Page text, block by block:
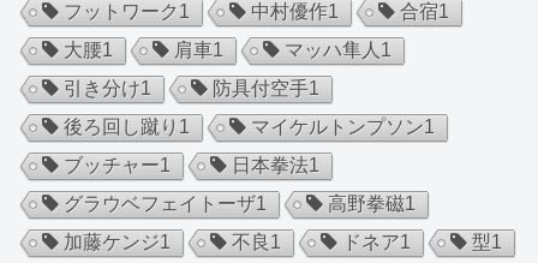
フットワーク1 中村優作1 合宿1
大腰1 肩車1 マッハ隼人 1
引き分け1 防具付空手1
後ろ回し蹴り 1 マイケルトンプソン1
ブッチャー1 日本拳法1
グラウベフェイトーザ1 高野拳磁1
加藤ケンジ1 不良 1 ドネア1 型1